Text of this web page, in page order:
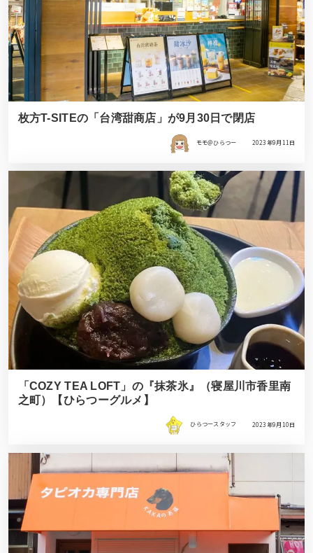
枚方T-SITEの「台湾甜商店」が9月30日で閉店
モモ＠ひらつー 2023年9月11日
「COZY TEA LOFT」の『抹茶氷』（寝屋川市香里南
之町）【ひらつーグルメ】
ひらつースタッフ 2023年9月10日